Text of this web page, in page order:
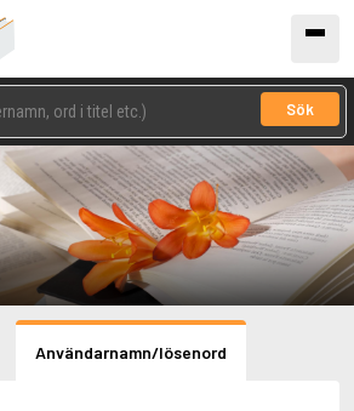
Sök
Användarnamn/lösenord